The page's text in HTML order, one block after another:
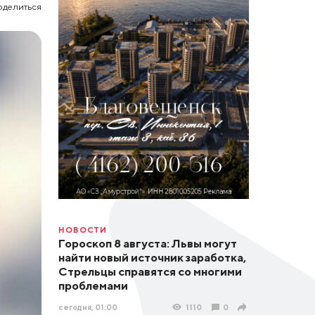
НОВОСТИ
Гороскоп 8 августа: Львы могут
найти новый источник заработка,
Стрельцы справятся со многими
проблемами
сегодня, 01:00 1110 0